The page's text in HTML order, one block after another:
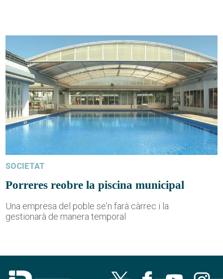
SOCIETAT
Porreres reobre la piscina municipal
Una empresa del poble se'n farà càrrec i la
gestionarà de manera temporal